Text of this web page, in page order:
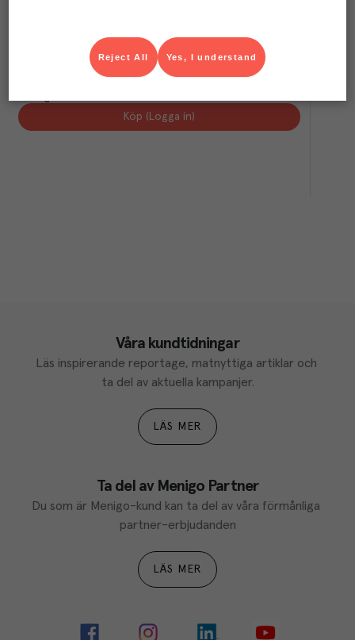
kg CO₂e/kg
Nässlor EKO KRAV SE
Menigo frukt & grönt Färskvaror Art.nr. 304630
Köp (Logga in)
Våra kundtidningar
Läs inspirerande reportage, matnyttiga artiklar och
ta del av aktuella kampanjer.
LÄS MER
Ta del av Menigo Partner
Du som är Menigo-kund kan ta del av våra förmånliga
partner-erbjudanden
LÄS MER
Yes, I understand
Reject All